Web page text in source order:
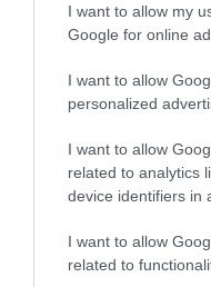
I want to allow my
Google for online
I want to allow
personalized
I want to allow
related to analytics
device identifiers in
I want to allow
related to